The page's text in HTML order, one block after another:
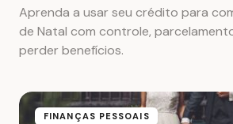
Aprenda a usar seu crédito para
de Natal com controle,
perder benefícios.
FINANÇAS PESSOAIS